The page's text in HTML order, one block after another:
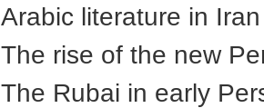
Arabic literature in
The rise of the new
The Rubai in early